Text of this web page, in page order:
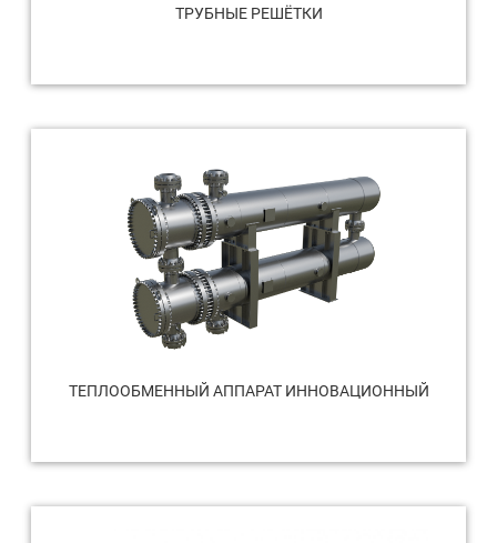
ТРУБНЫЕ РЕШЁТКИ
ТЕПЛООБМЕННЫЙ АППАРАТ ИННОВАЦИОННЫЙ